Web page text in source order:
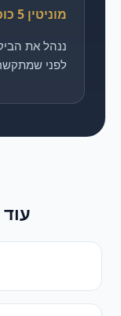
מוניטין 5 כוכבים
ננהל את
לפני